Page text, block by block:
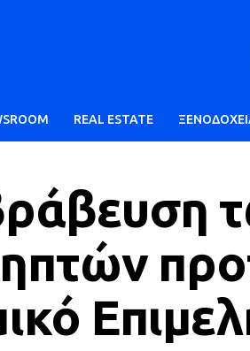
REAL ESTATE